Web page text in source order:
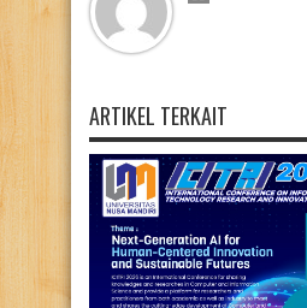
ARTIKEL TERKAIT